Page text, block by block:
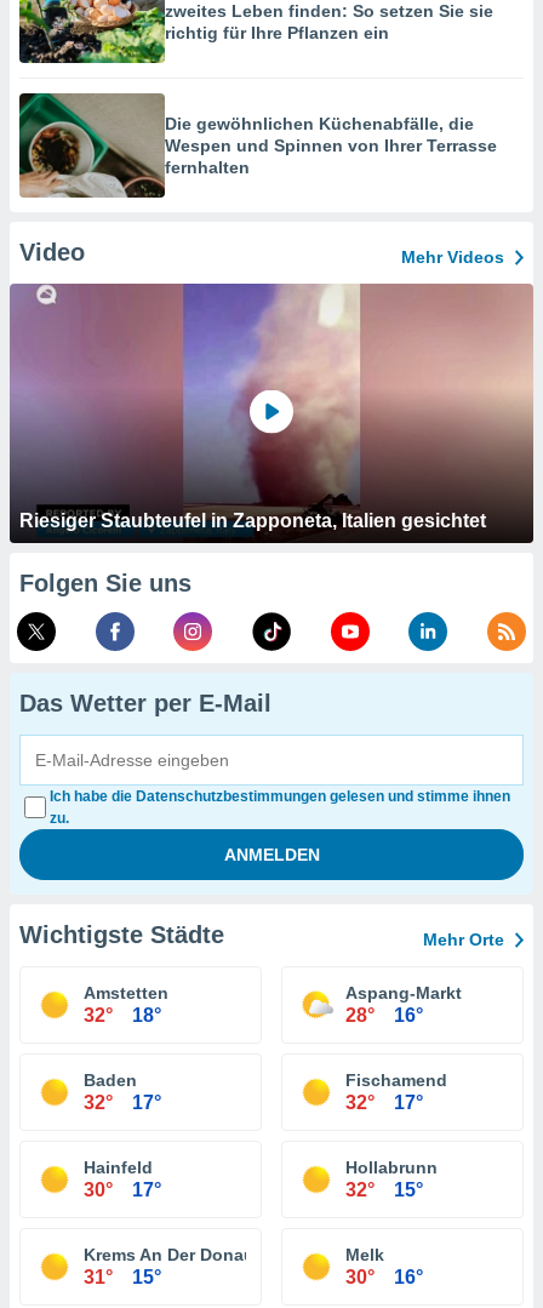
zweites Leben finden: So setzen Sie sie
richtig für Ihre Pflanzen ein
Die gewöhnlichen Küchenabfälle, die
Wespen und Spinnen von Ihrer Terrasse
fernhalten
Video Mehr Videos
Riesiger Staubteufel in Zapponeta, Italien gesichtet
Folgen Sie uns
Das Wetter per E-Mail
Ich habe die Datenschutzbestimmungen gelesen und stimme ihnen
zu.
Wichtigste Städte Mehr Orte
Amstetten
32° 18°
Aspang-Markt
28° 16°
Baden
32° 17°
Fischamend
32° 17°
Hainfeld
30° 17°
Hollabrunn
32° 15°
Krems An Der Donau
31° 15°
Melk
30° 16°